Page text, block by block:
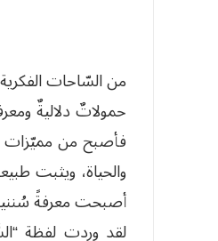
من السّاحات
حمولاتٌ دلاليةٌ
فأصبح من مميّزات
والحياة، ويثبت
أصبحت معرفةً